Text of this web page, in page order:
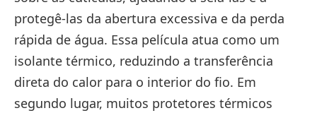
protegê-las da abertura excessiva e da perda
rápida de água. Essa película atua como um
isolante térmico, reduzindo a transferência
direta do calor para o interior do fio. Em
segundo lugar, muitos protetores térmicos